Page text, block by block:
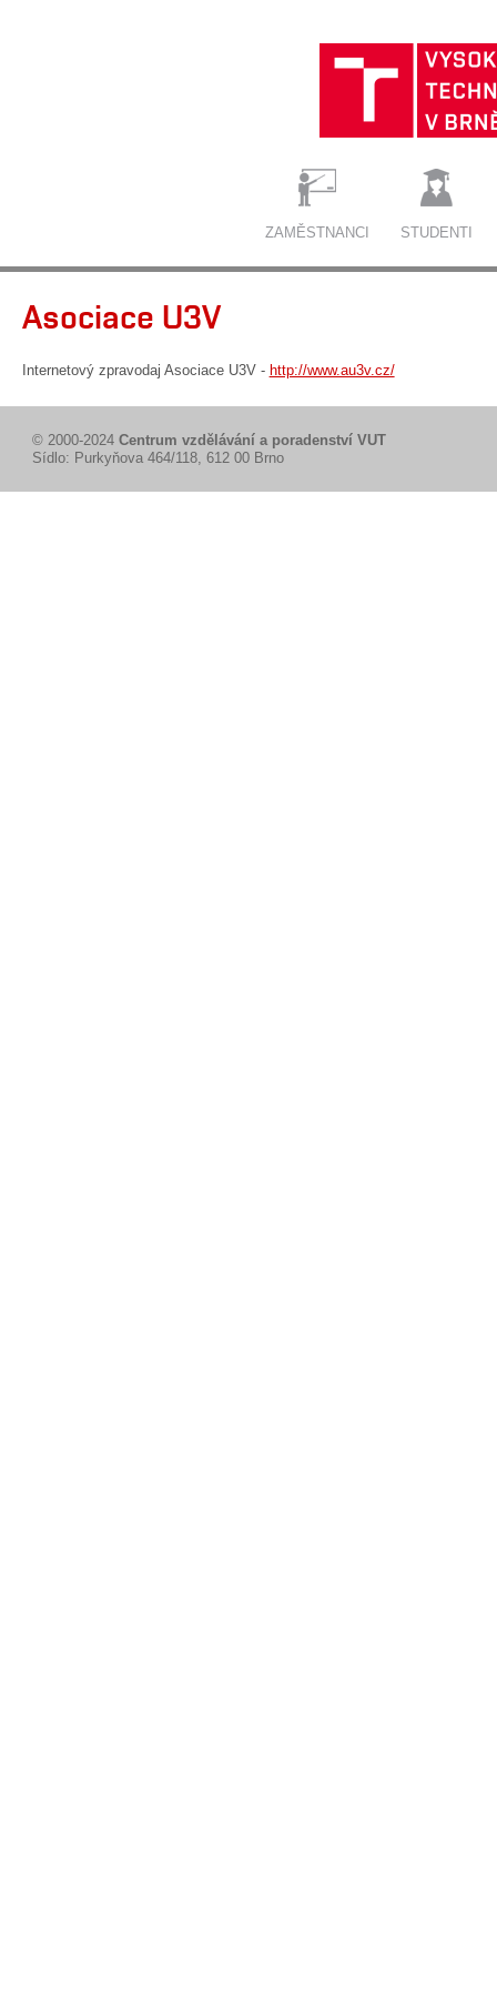
ZAMĚSTNANCI STUDENTI
Asociace U3V
Internetový zpravodaj Asociace U3V - http://www.au3v.cz/
© 2000-2024 Centrum vzdělávání a poradenství VUT
Sídlo: Purkyňova 464/118, 612 00 Brno